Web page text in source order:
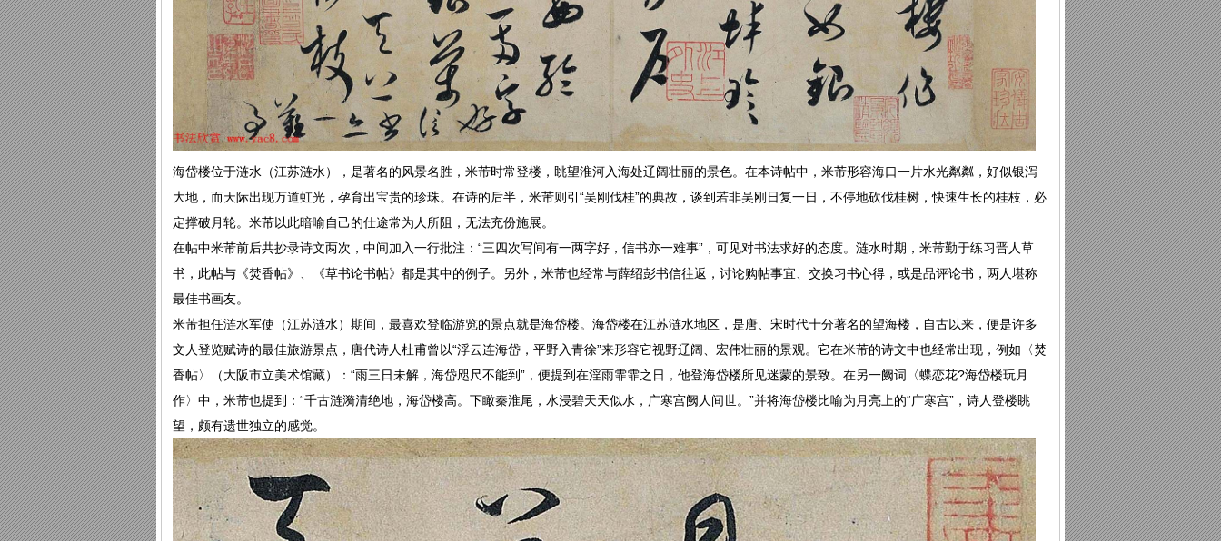
海岱楼位于涟水（江苏涟水），是著名的风景名胜，米芾时常登楼，眺望淮河入海处辽阔壮丽的景色。在本诗帖中，米芾形容海口一片水光粼粼，好似银泻
大地，而天际出现万道虹光，孕育出宝贵的珍珠。在诗的后半，米芾则引“吴刚伐桂”的典故，谈到若非吴刚日复一日，不停地砍伐桂树，快速生长的桂枝，必
定撑破月轮。米芾以此暗喻自己的仕途常为人所阻，无法充份施展。
在帖中米芾前后共抄录诗文两次，中间加入一行批注：“三四次写间有一两字好，信书亦一难事”，可见对书法求好的态度。涟水时期，米芾勤于练习晋人草
书，此帖与《焚香帖》、《草书论书帖》都是其中的例子。另外，米芾也经常与薛绍彭书信往返，讨论购帖事宜、交换习书心得，或是品评论书，两人堪称
最佳书画友。
米芾担任涟水军使（江苏涟水）期间，最喜欢登临游览的景点就是海岱楼。海岱楼在江苏涟水地区，是唐、宋时代十分著名的望海楼，自古以来，便是许多
文人登览赋诗的最佳旅游景点，唐代诗人杜甫曾以“浮云连海岱，平野入青徐”来形容它视野辽阔、宏伟壮丽的景观。它在米芾的诗文中也经常出现，例如〈焚
香帖〉（大阪市立美术馆藏）：“雨三日未解，海岱咫尺不能到”，便提到在淫雨霏霏之日，他登海岱楼所见迷蒙的景致。在另一阙词〈蝶恋花?海岱楼玩月
作〉中，米芾也提到：“千古涟漪清绝地，海岱楼高。下瞰秦淮尾，水浸碧天天似水，广寒宫阙人间世。”并将海岱楼比喻为月亮上的“广寒宫”，诗人登楼眺
望，颇有遗世独立的感觉。